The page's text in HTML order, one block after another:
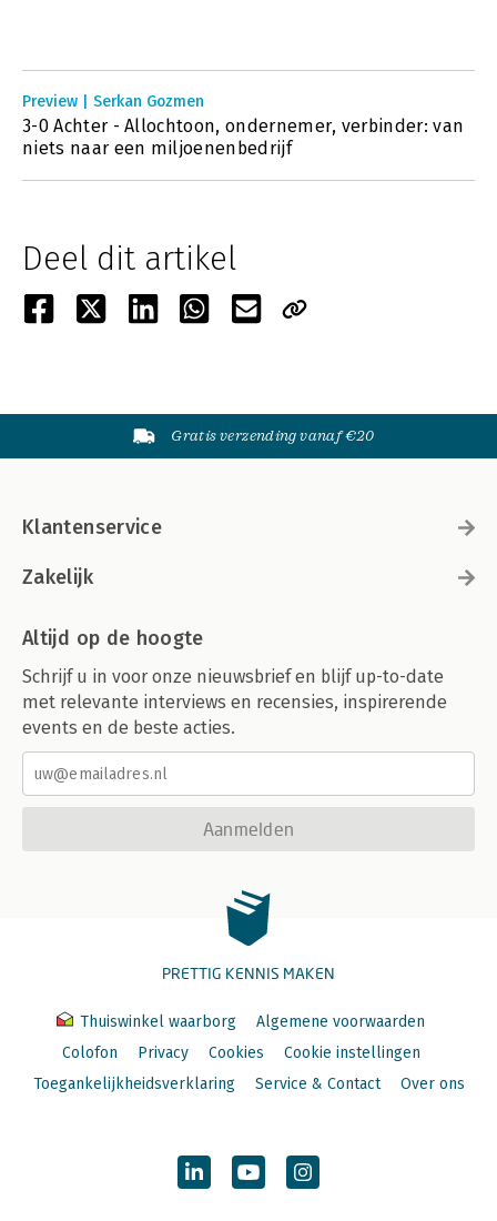
Preview | Serkan Gozmen
3-0 Achter - Allochtoon, ondernemer, verbinder: van
niets naar een miljoenenbedrijf
Deel dit artikel
Gratis verzending vanaf €20
Klantenservice
Zakelijk
Altijd op de hoogte
Schrijf u in voor onze nieuwsbrief en blijf up-to-date
met relevante interviews en recensies, inspirerende
events en de beste acties.
Aanmelden
PRETTIG KENNIS MAKEN
Thuiswinkel waarborg
Algemene voorwaarden
Colofon
Privacy Cookies
Cookie instellingen
Toegankelijkheidsverklaring
Service & Contact Over ons